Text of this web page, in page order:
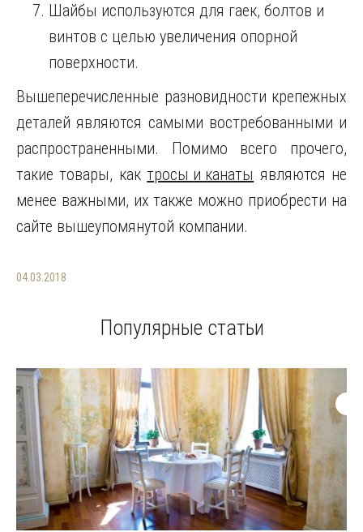
Шайбы используются для гаек, болтов и
винтов с целью увеличения опорной
поверхности.
Вышеперечисленные разновидности крепежных
деталей являются самыми востребованными и
распространенными. Помимо всего прочего,
такие товары, кактросы и канаты являются не
менее важными, их также можно приобрести на
сайте вышеупомянутой компании.
04.03.2018
Популярные статьи